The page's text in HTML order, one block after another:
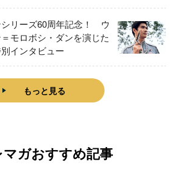
リーズ60周年記念！ ウ
モロボシ・ダンを演じた
インタビュー
もっと見る
ガおすすめ記事